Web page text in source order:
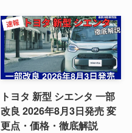
トヨタ 新型 シエンタ 一部
改良 2026年8月3日発売 変
更点・価格・徹底解説